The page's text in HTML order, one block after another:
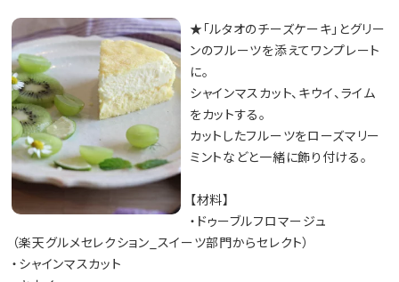
★「ルタオのチーズケーキ」とグリー
ンのフルーツを添えてワンプレート
に。
シャインマスカット、キウイ、ライム
をカットする。
カットしたフルーツをローズマリー
ミントなどと一緒に飾り付ける。
【材料】
・ドゥーブルフロマージュ
（楽天グルメセレクション_スイーツ部門からセレクト）
・シャインマスカット